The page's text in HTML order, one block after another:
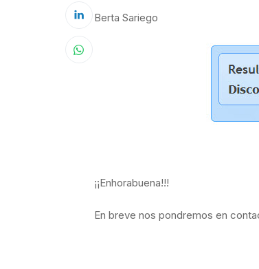
Berta Sariego
¡¡Enhorabuena!!!
En breve nos pondremos en